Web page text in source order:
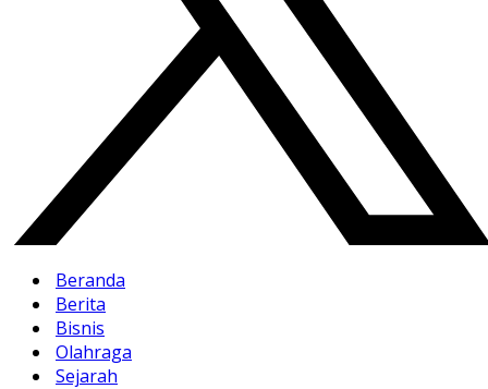
Beranda
Berita
Bisnis
Olahraga
Sejarah